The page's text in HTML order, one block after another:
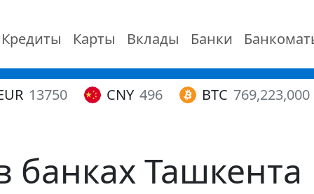
Кредиты Карты Вклады Банки
13750 CNY 496 BTC 769,223,000
банках Ташкента